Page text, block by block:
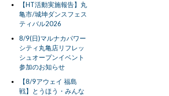
【HT活動実施報告】丸
亀市/城坤ダンスフェス
ティバル2026
8/9(日)マルナカパワー
シティ丸亀店リフレッ
シュオープンイベント
参加のお知らせ
【8/9アウェイ 福島
戦】とうほう・みんな